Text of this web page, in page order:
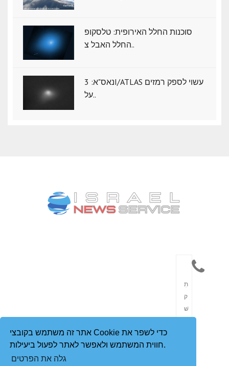
אתר זה משתמש בקובצי Cookie כדי לשפר את
חווית המשתמש ולאפשר לאתר לפעול ביעילות.
גלה את הפרטים
סוכנות החלל האירופית: טלסקופ
החלל האבל צ..
נאס"א: ‏3I/ATLAS עשוי לספק רמזים
על..
תִ
ק
שׁ